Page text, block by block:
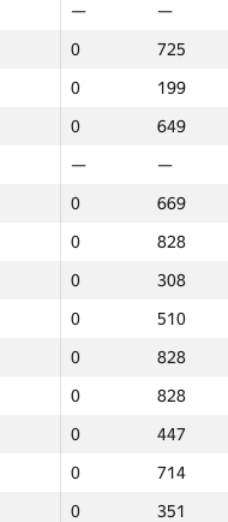
—
—
0
725
0
199
0
649
—
—
0
669
0
828
0
308
0
510
0
828
0
828
0
447
0
714
0
351
—
—
0
725
0
199
0
649
—
—
0
669
0
828
0
308
0
510
0
828
0
828
0
447
0
714
0
351